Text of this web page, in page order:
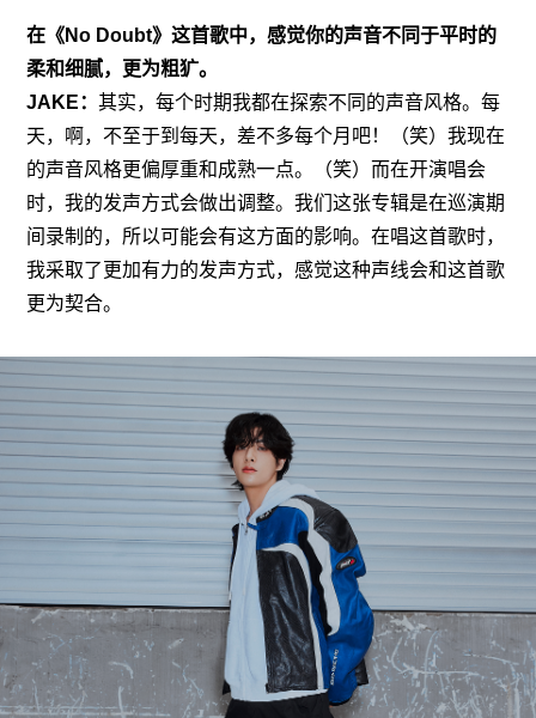
在《No Doubt》这首歌中，感觉你的声音不同于平时的
柔和细腻，更为粗犷。
JAKE：其实，每个时期我都在探索不同的声音风格。每
天，啊，不至于到每天，差不多每个月吧！（笑）我现在
的声音风格更偏厚重和成熟一点。（笑）而在开演唱会
时，我的发声方式会做出调整。我们这张专辑是在巡演期
间录制的，所以可能会有这方面的影响。在唱这首歌时，
我采取了更加有力的发声方式，感觉这种声线会和这首歌
更为契合。